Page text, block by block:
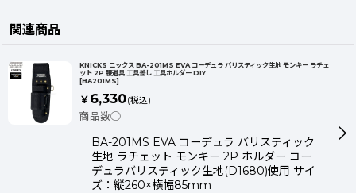
関連商品
KNICKS ニックス BA-201MS EVA コーデュラ バリスティック生地 モンキー ラチェ
ット 2P 腰道具 工具差し 工具ホルダー DIY
[BA201MS]
￥ 6,330(税込)
商品数◯
BA-201MS EVA コーデュラ バリスティック
生地 ラチェット モンキー 2P ホルダー コー
デュラバリスティック生地(D1680)使用 サイ
ズ：縦260×横幅85mm